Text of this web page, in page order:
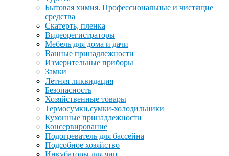
Бытовая химия. Профессиональные и чистящие
средства
Скатерть, пленка
Видеорегистраторы
Мебель для дома и дачи
Ванные принадлежности
Измерительные приборы
Замки
Летняя ликвидация
Безопасность
Хозяйственные товары
Термосумки,сумки-холодильники
Кухонные принадлежности
Консервирование
Подогреватель для бассейна
Подсобное хозяйство
Инкубаторы для яиц